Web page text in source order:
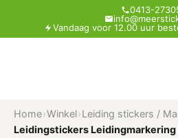
0413-
Vandaag voor 12.00 uur
Home›Winkel›Leiding stickers /
Leidingstickers